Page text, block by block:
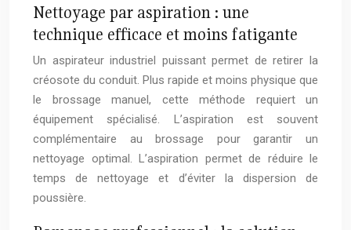
Nettoyage par aspiration : une
technique efficace et moins fatigante
Un aspirateur industriel puissant permet de retirer la
créosote du conduit. Plus rapide et moins physique que
le brossage manuel, cette méthode requiert un
équipement spécialisé. L’aspiration est souvent
complémentaire au brossage pour garantir un
nettoyage optimal. L’aspiration permet de réduire le
temps de nettoyage et d’éviter la dispersion de
poussière.